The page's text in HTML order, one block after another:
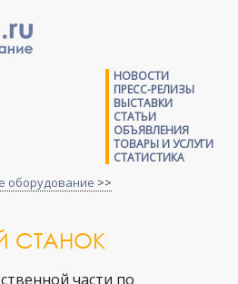
НОВОСТИ
ПРЕСС-РЕЛИЗЫ
ВЫСТАВКИ
СТАТЬИ
ОБЪЯВЛЕНИЯ
ТОВАРЫ И УСЛУГИ
СТАТИСТИКА
оборудование >>
СТАНОК
части по